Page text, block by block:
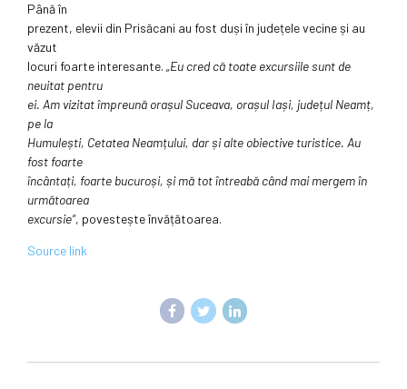
Până în
prezent, elevii din Prisăcani au fost duși în județele vecine și au
văzut
locuri foarte interesante. „Eu cred că toate excursiile sunt de
neuitat pentru
ei. Am vizitat împreună orașul Suceava, orașul Iași, județul Neamț,
pe la
Humulești, Cetatea Neamțului, dar și alte obiective turistice. Au
fost foarte
încântați, foarte bucuroși, și mă tot întreabă când mai mergem în
următoarea
excursie“, povestește învățătoarea.
Source link